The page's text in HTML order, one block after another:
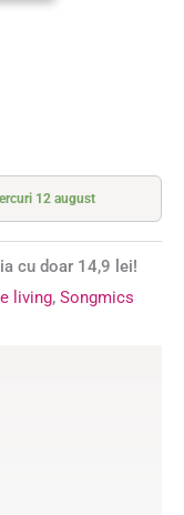
12 august
cu doar 14,9 lei!
living, Songmics